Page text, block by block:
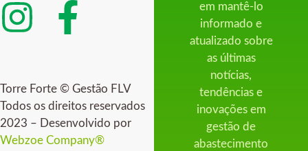
Torre Forte © Gestão FLV
Todos os direitos reservados
2023 – Desenvolvido por
Webzoe Company®
em mantê-lo
informado e
atualizado sobre
as últimas
notícias,
tendências e
inovações em
gestão de
abastecimento